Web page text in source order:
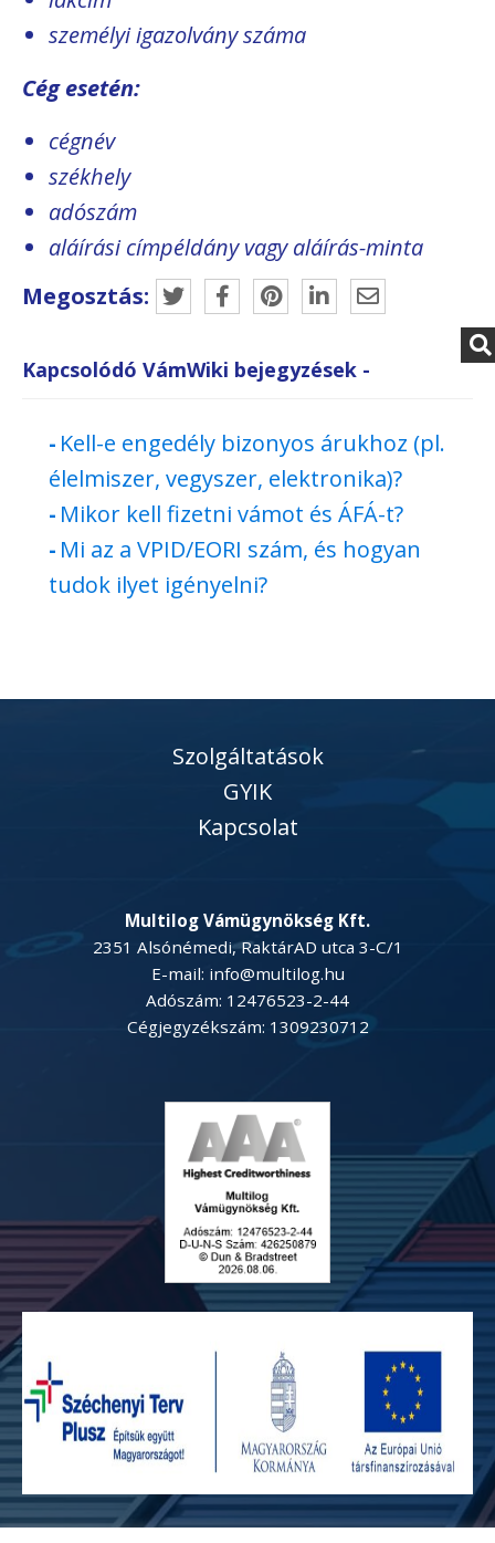
személyi igazolvány száma
Cég esetén:
cégnév
székhely
adószám
aláírási címpéldány vagy aláírás-minta
Megosztás:
Kapcsolódó VámWiki bejegyzések -
Kell-e engedély bizonyos árukhoz (pl.
élelmiszer, vegyszer, elektronika)?
Mikor kell fizetni vámot és ÁFÁ-t?
Mi az a VPID/EORI szám, és hogyan
tudok ilyet igényelni?
Multilog Vámügynökség Kft.
2351 Alsónémedi, RaktárAD utca 3-C/1
E-mail: info@multilog.hu
Adószám: 12476523-2-44
Cégjegyzékszám: 1309230712
Szolgáltatások
GYIK
Kapcsolat
Adatvédelmi szabályzat